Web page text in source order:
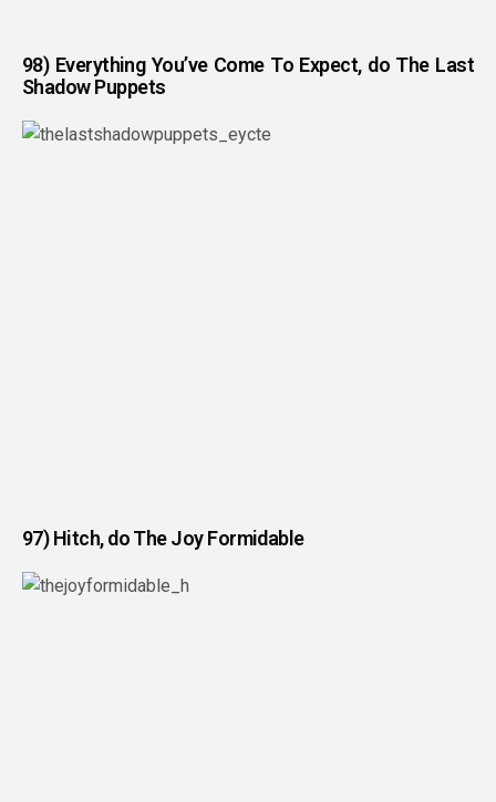
98) Everything You’ve Come To Expect, do The Last
Shadow Puppets
97) Hitch, do The Joy Formidable